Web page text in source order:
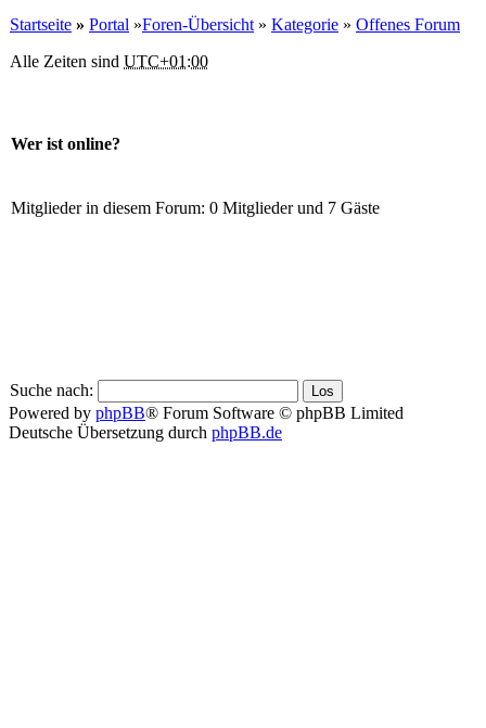
Startseite » Portal »Foren-Übersicht » Kategorie » Offenes Forum
Alle Zeiten sind UTC+01:00
Wer ist online?
Mitglieder in diesem Forum: 0 Mitglieder und 7 Gäste
Suche nach:
Powered by phpBB® Forum Software © phpBB Limited
Deutsche Übersetzung durch phpBB.de